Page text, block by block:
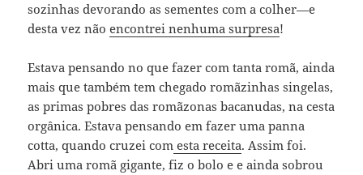
sozinhas devorando as sementes com a colher—e
desta vez nãoencontrei nenhuma surpresa!
Estava pensando no que fazer com tanta romã, ainda
mais que também tem chegado romãzinhas singelas,
as primas pobres das romãzonas bacanudas, na cesta
orgânica. Estava pensando em fazer uma panna
cotta, quando cruzei com esta receita. Assim foi.
Abri uma romã gigante, fiz o bolo e e ainda sobrou